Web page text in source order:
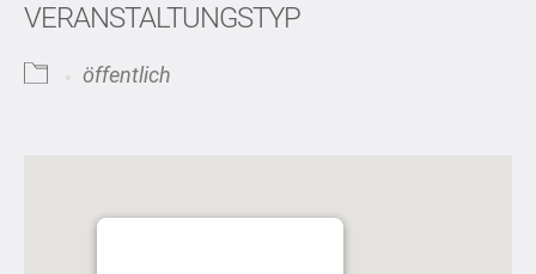
VERANSTALTUNGSTYP
öffentlich